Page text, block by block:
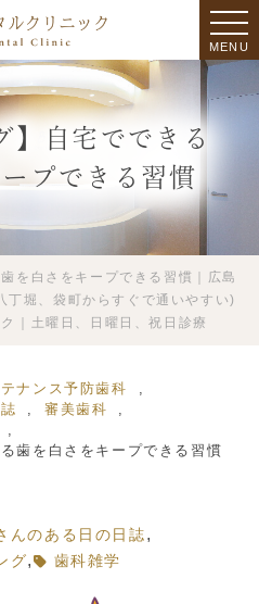
MENU
】自宅でできる
プできる習慣
を白さをキープできる習慣｜広島
丁堀、袋町からすぐで通いやすい)
｜土曜日、日曜日、祝日診療
ナンス予防歯科
審美歯科
歯を白さをキープできる習慣
んのある日の日誌 ,
グ, 歯科雑学